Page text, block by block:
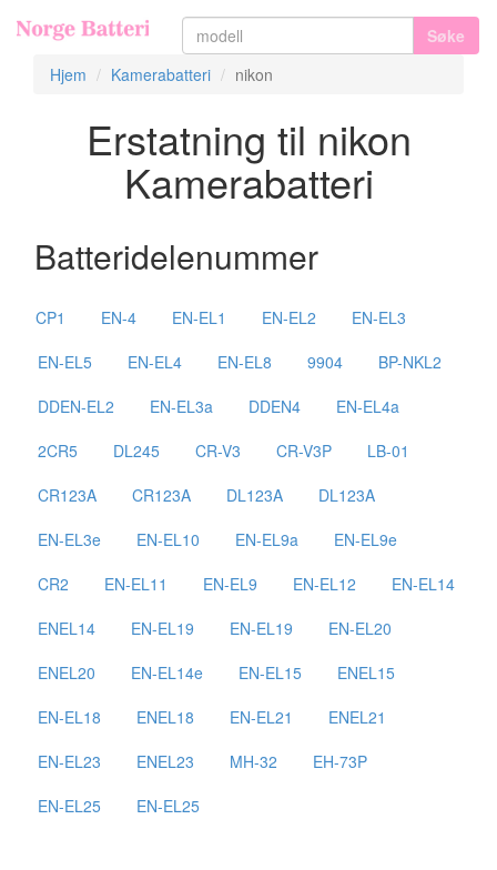
Søke
Hjem
Kamerabatteri nikon
Erstatning til nikon
Kamerabatteri
Batteridelenummer
CP1 EN-4 EN-EL1 EN-EL2
EN-EL3
EN-EL5
EN-EL4 EN-EL8 9904
BP-NKL2
DDEN-EL2
EN-EL3a DDEN4
EN-EL4a
2CR5
DL245 CR-V3 CR-V3P
LB-01
CR123A
CR123A DL123A
DL123A
EN-EL3e
EN-EL10 EN-EL9a
EN-EL9e
CR2
EN-EL11 EN-EL9 EN-EL12
EN-EL14
ENEL14
EN-EL19 EN-EL19
EN-EL20
ENEL20
EN-EL14e EN-EL15
ENEL15
EN-EL18
ENEL18 EN-EL21
ENEL21
EN-EL23
ENEL23 MH-32
EH-73P
EN-EL25
EN-EL25